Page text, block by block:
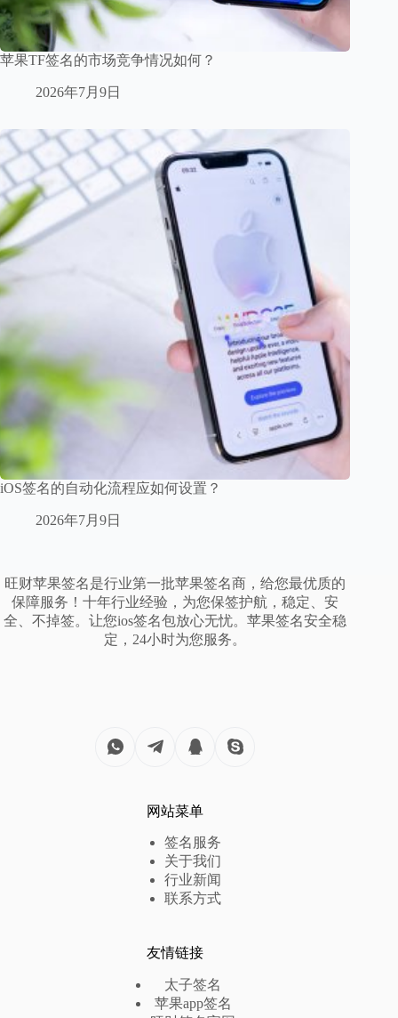
苹果TF签名的市场竞争情况如何？
2026年7月9日
iOS签名的自动化流程应如何设置？
2026年7月9日
旺财苹果签名是行业第一批苹果签名商，给您最优质的
保障服务！十年行业经验，为您保签护航，稳定、安
全、不掉签。让您ios签名包放心无忧。苹果签名安全稳
定，24小时为您服务。
网站菜单
签名服务
关于我们
行业新闻
联系方式
友情链接
太子签名
苹果app签名